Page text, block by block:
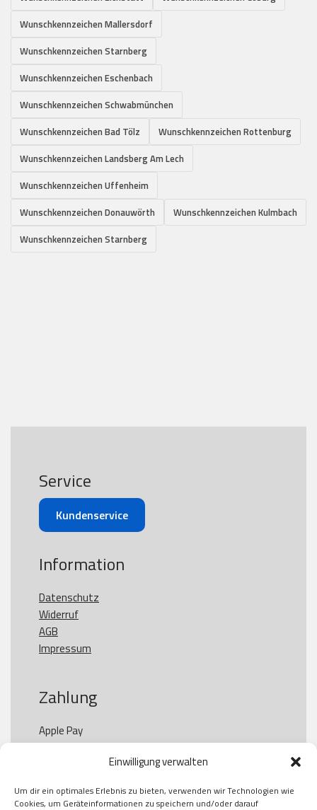
Einwilligung verwalten
Um dir ein optimales Erlebnis zu bieten, verwenden wir Technologien wie
Cookies, um Geräteinformationen zu speichern und/oder darauf
Wunschkennzeichen Mallersdorf
Wunschkennzeichen Starnberg
Wunschkennzeichen Eschenbach
Wunschkennzeichen Schwabmünchen
Wunschkennzeichen Bad Tölz
Wunschkennzeichen Rottenburg
Wunschkennzeichen Landsberg Am Lech
Wunschkennzeichen Uffenheim
Wunschkennzeichen Donauwörth
Wunschkennzeichen Kulmbach
Wunschkennzeichen Starnberg
Service
Kundenservice
Information
Datenschutz
Widerruf
AGB
Impressum
Zahlung
Apple Pay
Paypal
Kauf auf Rechung